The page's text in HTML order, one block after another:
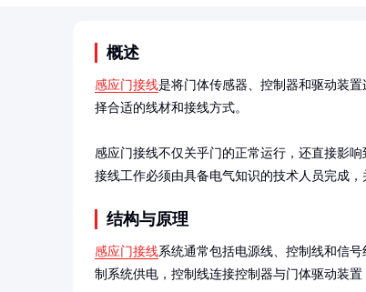
概述
感应门接线是将门体传感器、控制器和驱动装
择合适的线材和接线方式。
感应门接线不仅关乎门的正常运行，还直接影
接线工作必须由具备电气知识的技术人员完成，
结构与原理
感应门接线系统通常包括电源线、控制线和信
制系统供电，控制线连接控制器与门体驱动装置